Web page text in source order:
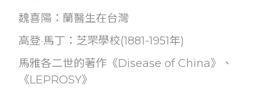
魏喜陽：蘭醫生在台灣
高登·馬丁：芝罘學校(1881-1951年)
馬雅各二世的著作《Disease of China》、
《LEPROSY》